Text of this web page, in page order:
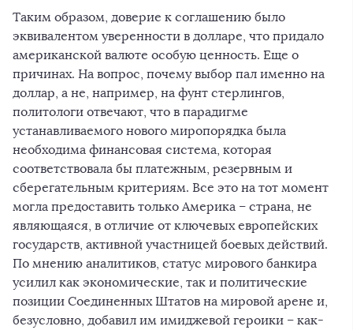
Таким образом, доверие к соглашению было
эквивалентом уверенности в долларе, что придало
американской валюте особую ценность. Еще о
причинах. На вопрос, почему выбор пал именно на
доллар, а не, например, на фунт стерлингов,
политологи отвечают, что в парадигме
устанавливаемого нового миропорядка была
необходима финансовая система, которая
соответствовала бы платежным, резервным и
сберегательным критериям. Все это на тот момент
могла предоставить только Америка – страна, не
являющаяся, в отличие от ключевых европейских
государств, активной участницей боевых действий.
По мнению аналитиков, статус мирового банкира
усилил как экономические, так и политические
позиции Соединенных Штатов на мировой арене и,
безусловно, добавил им имиджевой героики – как-